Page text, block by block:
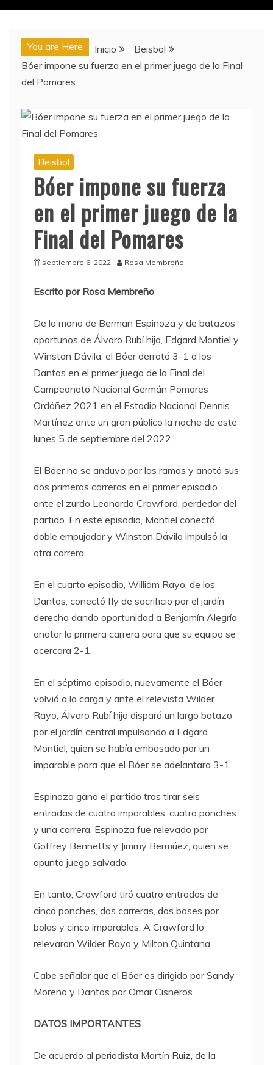
You are Here Inicio
Beisbol
Bóer impone su fuerza en el primer juego de la Final
del Pomares
Beisbol
Bóer impone su fuerza
en el primer juego de la
Final del Pomares
septiembre 6, 2022 Rosa Membreño
Escrito por Rosa Membreño
De la mano de Berman Espinoza y de batazos
oportunos de Álvaro Rubí hijo, Edgard Montiel y
Winston Dávila, el Bóer derrotó 3-1 a los
Dantos en el primer juego de la Final del
Campeonato Nacional Germán Pomares
Ordóñez 2021 en el Estadio Nacional Dennis
Martínez ante un gran público la noche de este
lunes 5 de septiembre del 2022.
El Bóer no se anduvo por las ramas y anotó sus
dos primeras carreras en el primer episodio
ante el zurdo Leonardo Crawford, perdedor del
partido. En este episodio, Montiel conectó
doble empujador y Winston Dávila impulsó la
otra carrera.
En el cuarto episodio, William Rayo, de los
Dantos, conectó fly de sacrificio por el jardín
derecho dando oportunidad a Benjamín Alegría
anotar la primera carrera para que su equipo se
acercara 2-1.
En el séptimo episodio, nuevamente el Bóer
volvió a la carga y ante el relevista Wilder
Rayo, Álvaro Rubí hijo disparó un largo batazo
por el jardín central impulsando a Edgard
Montiel, quien se había embasado por un
imparable para que el Bóer se adelantara 3-1.
Espinoza ganó el partido tras tirar seis
entradas de cuatro imparables, cuatro ponches
y una carrera. Espinoza fue relevado por
Goffrey Bennetts y Jimmy Bermúez, quien se
apuntó juego salvado.
En tanto, Crawford tiró cuatro entradas de
cinco ponches, dos carreras, dos bases por
bolas y cinco imparables. A Crawford lo
relevaron Wilder Rayo y Milton Quintana.
Cabe señalar que el Bóer es dirigido por Sandy
Moreno y Dantos por Omar Cisneros.
DATOS IMPORTANTES
De acuerdo al periodista Martín Ruiz, de la